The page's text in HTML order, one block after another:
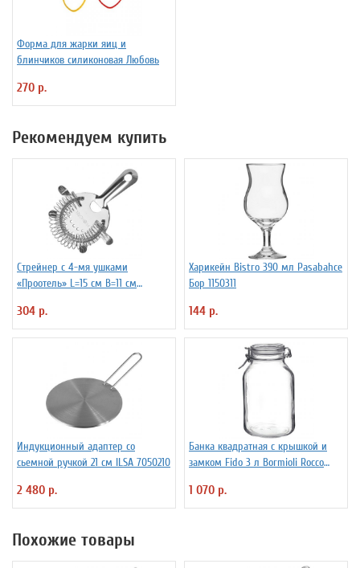
Форма для жарки яиц и
блинчиков силиконовая Любовь
270 р.
Рекомендуем купить
Стрейнер с 4-мя ушками
«Проотель» L=15 см B=11 см
304 р.
Харикейн Bistro 390 мл Pasabahce
Бор 1150311
144 р.
Индукционный адаптер со
сьемной ручкой 21 см ILSA 7050210
2 480 р.
Банка квадратная с крышкой и
замком Fido 3 л Bormioli Rocco
1 070 р.
Похожие товары